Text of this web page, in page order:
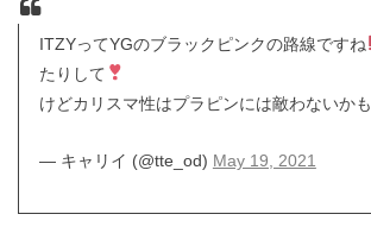
ITZYってYGのブラックピンクの路線ですね
たりして
けどカリスマ性はプラピンには敵わないかも
— キャリイ (@tte_od) May 19, 2021